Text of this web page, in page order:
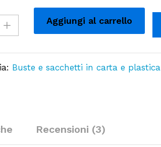
Aggiungi al carrello
Buste e sacchetti in carta e plastica
Recensioni (3)